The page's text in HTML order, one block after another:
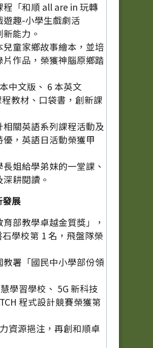
「和順 all are in 玩轉
趣-小學生戲劇活
能力。
童家鄉故事繪本，並培
作品，榮獲神腦原鄉踏
中文版、 6 本英文
教材、口袋書，創新課
關英語系列課程活動及
，英語日活動榮獲甲
姐給學弟妹的一堂課、
耕閱讀。
發展
部教學卓越金質獎」，
學校第 1 名，飛盤隊榮
署「國民中小學部份領
學習學校、 5G 新科技
程式設計競賽榮獲第
資源挹注，再創和順卓